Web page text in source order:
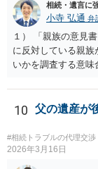
捺印する前に、相談
もいいと思います
護士の預り口座を
います。
相続・遺言に
小寺 弘通 弁
１） 「親族の意見
に反対している親
いかを調査する意
す。 ２） 場合によ
後見人から相談が
くなりになった場
相続放棄されれば
もしれませんが、
見書にその旨を記
10 父の遺産が
#相続トラブルの代理交渉
2026年3月16日